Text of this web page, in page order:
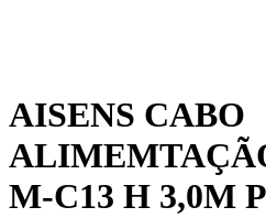
AISENS CABO
M-C13 H 3,0M